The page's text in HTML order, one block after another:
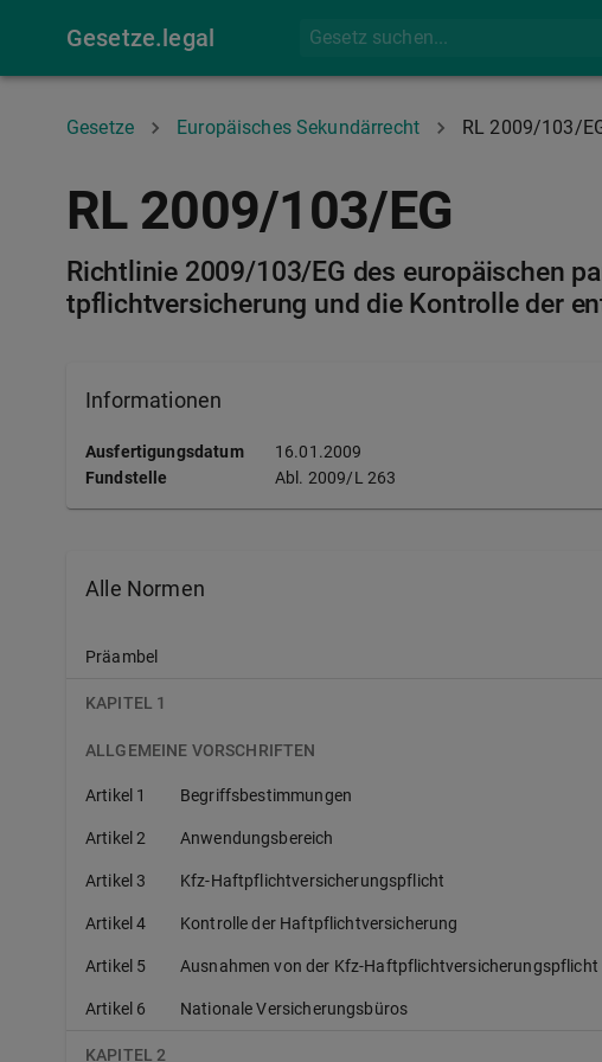
Gesetze.legal
Gesetze Europäisches Sekundärrecht RL 2009/103/
RL 2009/103/EG
Richtlinie 2009/103/EG des europäischen
tpflichtversicherung und die Kontrolle der
Informationen
Ausfertigungsdatum
16.01.2009
Fundstelle
Abl. 2009/L 263
Alle Normen
Präambel
KAPITEL 1
ALLGEMEINE VORSCHRIFTEN
Artikel 1 Begriffsbestimmungen
Artikel 2 Anwendungsbereich
Artikel 3 Kfz-Haftpflichtversicherungspflicht
Artikel 4 Kontrolle der Haftpflichtversicherung
Artikel 5 Ausnahmen von der Kfz-Haftpflichtversicherungspflicht
Artikel 6 Nationale Versicherungsbüros
KAPITEL 2